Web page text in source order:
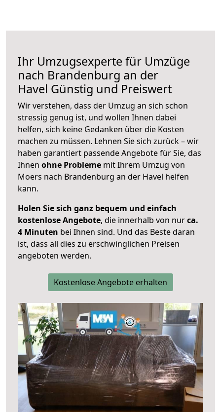
Ihr Umzugsexperte für Umzüge
nach Brandenburg an der
Havel Günstig und Preiswert
Wir verstehen, dass der Umzug an sich schon
stressig genug ist, und wollen Ihnen dabei
helfen, sich keine Gedanken über die Kosten
machen zu müssen. Lehnen Sie sich zurück – wir
haben garantiert passende Angebote für Sie, das
Ihnen ohne Probleme mit Ihrem Umzug von
Moers nach Brandenburg an der Havel helfen
kann.
Holen Sie sich ganz bequem und einfach
kostenlose Angebote, die innerhalb von nurca.
4 Minuten bei Ihnen sind. Und das Beste daran
ist, dass all dies zu erschwinglichen Preisen
angeboten werden.
Kostenlose Angebote erhalten